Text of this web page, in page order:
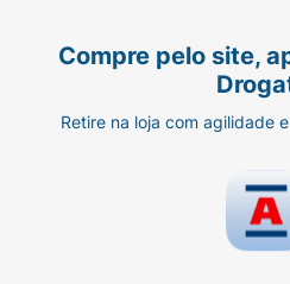
Compre pelo site,
Retire na loja com agilidade